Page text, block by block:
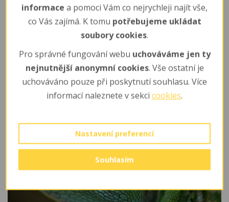
Fotogalerie
informace a pomoci Vám co nejrychleji najít vše,
co Vás zajímá. K tomu potřebujeme ukládat
soubory cookies.
Pro správné fungování webu uchováváme jen ty
nejnutnější anonymní cookies. Vše ostatní je
uchováváno pouze při poskytnutí souhlasu. Více
informací naleznete v sekci cookies.
Nastavení preferencí
Souhlasím